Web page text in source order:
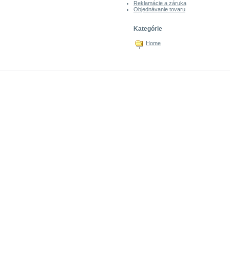
Reklamácie a záruka
Objednávanie tovaru
Kategórie
Home